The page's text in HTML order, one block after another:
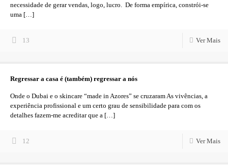
necessidade de gerar vendas, logo, lucro. De forma empírica, constrói-se
uma […]
13 Ver Mais
Regressar a casa é (também) regressar a nós
Onde o Dubai e o skincare “made in Azores” se cruzaram As vivências, a
experiência profissional e um certo grau de sensibilidade para com os
detalhes fazem-me acreditar que a […]
12 Ver Mais